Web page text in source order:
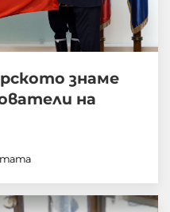
знаме
на